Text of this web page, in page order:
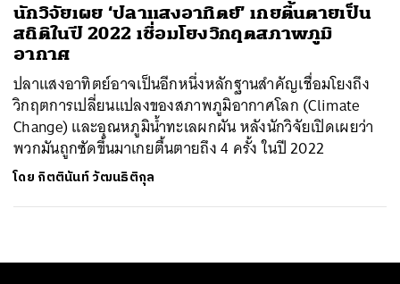
นักวิจัยเผย ‘ปลาแสงอาทิตย์’ เกยตื้นตายเป็น
สถิติในปี 2022 เชื่อมโยงวิกฤตสภาพภูมิ
อากาศ
ปลาแสงอาทิตย์อาจเป็นอีกหนึ่งหลักฐานสำคัญเชื่อมโยงถึง
วิกฤตการเปลี่ยนแปลงของสภาพภูมิอากาศโลก (Climate
Change) และอุณหภูมิน้ำทะเลผกผัน หลังนักวิจัยเปิดเผยว่า
พวกมันถูกซัดขึ้นมาเกยตื้นตายถึง 4 ครั้ง ในปี 2022
โดย กิตตินันท์ วัฒนธิติกุล